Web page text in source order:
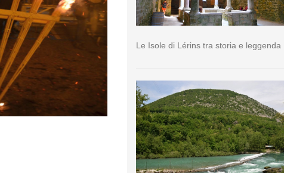
Le Isole di Lérins tra storia e leggenda